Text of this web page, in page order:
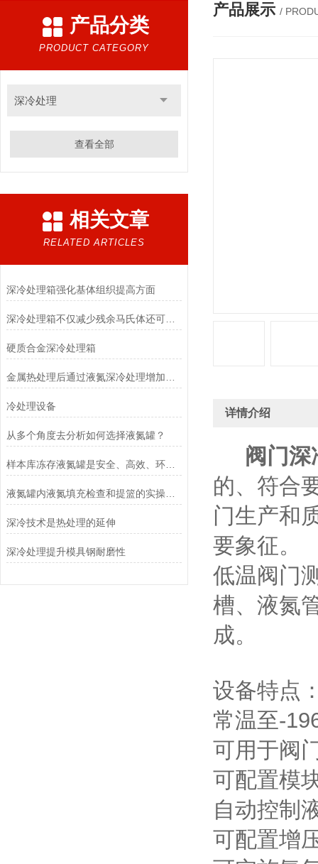
产品分类
PRODUCT CATEGORY
深冷处理
查看全部
相关文章
RELATED ARTICLES
深冷处理箱强化基体组织提高方面
深冷处理箱不仅减少残余马氏体还可以析出碳化物颗粒
硬质合金深冷处理箱
冷处理设备
从多个角度去分析如何选择液氮罐？
样本库冻存液氮罐是安全、高效、环保的冻存解决方案
液氮罐内液氮填充检查和提篮的实操技巧
深冷技术是热处理的延伸
深冷处理提升模具钢耐磨性
产品展示 /
详情介绍
阀门深
的、符合
门生产和
要象征。
低温阀门
槽、液氮
成。
设备特点
常温至-
可用于阀
可配置模
自动控制
可配置增